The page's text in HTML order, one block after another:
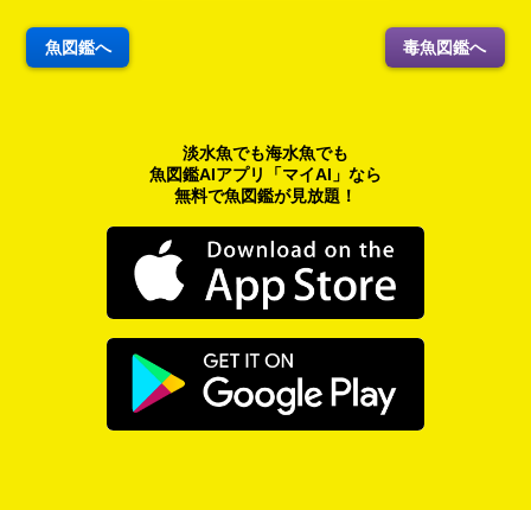
魚図鑑へ 毒魚図鑑へ
淡水魚でも海水魚でも
魚図鑑AIアプリ「マイAI」なら
無料で魚図鑑が見放題！